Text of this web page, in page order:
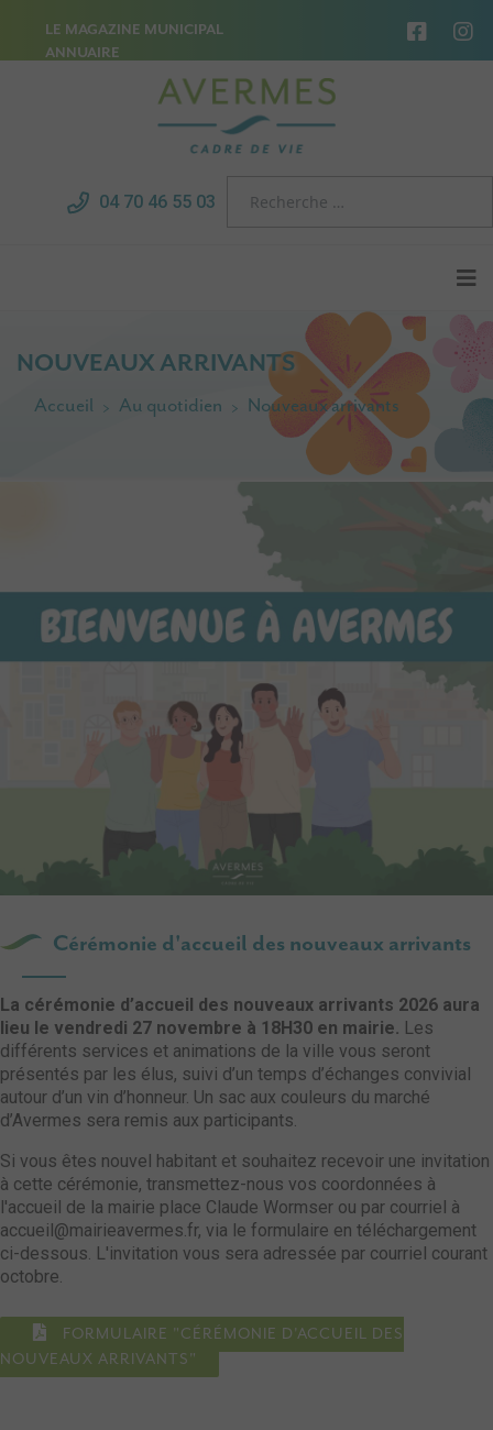
LE MAGAZINE MUNICIPAL
ANNUAIRE
04 70 46 55 03
NOUVEAUX ARRIVANTS
Accueil Au quotidien Nouveaux arrivants
Cérémonie d'accueil des nouveaux arrivants
La cérémonie d’accueil des nouveaux arrivants 2026 aura
lieu le vendredi 27 novembre à 18H30 en mairie. Les
différents services et animations de la ville vous seront
présentés par les élus, suivi d’un temps d’échanges convivial
autour d’un vin d’honneur. Un sac aux couleurs du marché
d’Avermes sera remis aux participants.
Si vous êtes nouvel habitant et souhaitez recevoir une invitation
à cette cérémonie, transmettez-nous vos coordonnées à
l'accueil de la mairie place Claude Wormser ou par courriel à
accueil@mairieavermes.fr, via le formulaire en téléchargement
ci-dessous. L'invitation vous sera adressée par courriel courant
octobre.
FORMULAIRE "CÉRÉMONIE D'ACCUEIL DES
NOUVEAUX ARRIVANTS"